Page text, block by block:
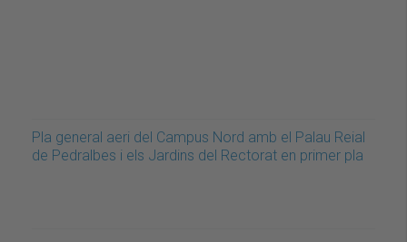
Pla general aeri del Campus Nord amb el Palau Reial
de Pedralbes i els Jardins del Rectorat en primer pla